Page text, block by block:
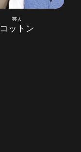
芸人
コットン